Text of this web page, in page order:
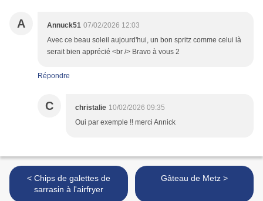
A Annuck51 07/02/2026 12:03
Avec ce beau soleil aujourd'hui, un bon spritz comme celui là
serait bien apprécié <br /> Bravo à vous 2
Répondre
C christalie 10/02/2026 09:35
Oui par exemple !! merci Annick
< Chips de galettes de
sarrasin à l'airfryer
Gâteau de Metz >